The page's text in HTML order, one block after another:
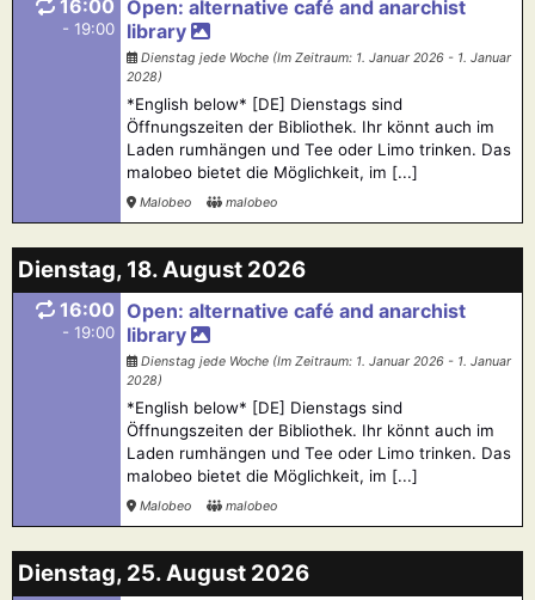
16:00
- 19:00
Open: alternative café and anarchist
library
Dienstag jede Woche (Im Zeitraum: 1. Januar 2026 - 1. Januar
2028)
*English below* [DE] Dienstags sind
Öffnungszeiten der Bibliothek. Ihr könnt auch im
Laden rumhängen und Tee oder Limo trinken. Das
malobeo bietet die Möglichkeit, im [...]
Malobeo malobeo
Dienstag, 18. August 2026
16:00
- 19:00
Open: alternative café and anarchist
library
Dienstag jede Woche (Im Zeitraum: 1. Januar 2026 - 1. Januar
2028)
*English below* [DE] Dienstags sind
Öffnungszeiten der Bibliothek. Ihr könnt auch im
Laden rumhängen und Tee oder Limo trinken. Das
malobeo bietet die Möglichkeit, im [...]
Malobeo malobeo
Dienstag, 25. August 2026